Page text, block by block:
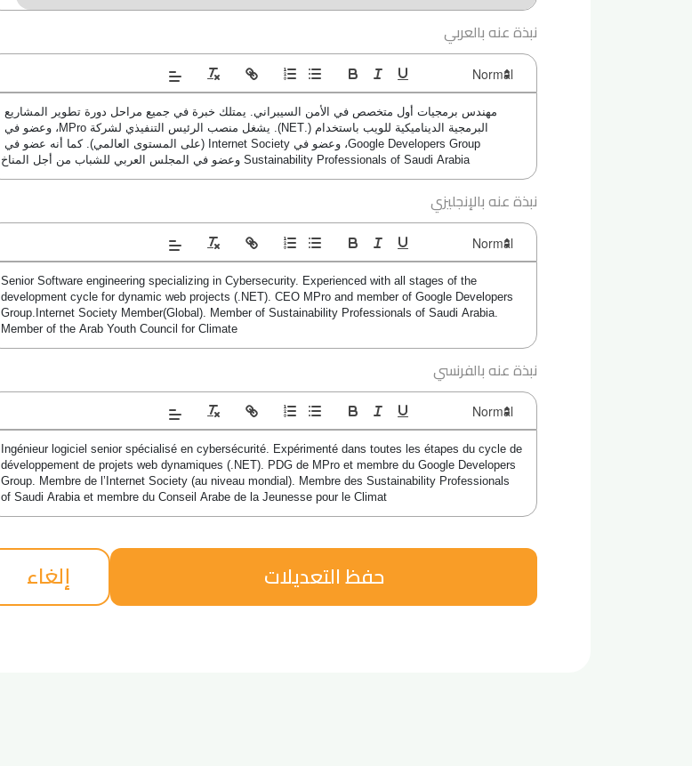
نبذة عنه بالعربي
Sustainability Professionals of Saudi Arabia وعضو في المجلس العربي للشباب من أجل المناخ
نبذة عنه بالإنجليزي
Senior Software engineering specializing in Cybersecurity. Experienced with all stages of the
development cycle for dynamic web projects (.NET). CEO MPro and member of Google Developers
Group.Internet Society Member(Global). Member of Sustainability Professionals of Saudi Arabia.
Member of the Arab Youth Council for Climate
نبذة عنه بالفرنسي
Ingénieur logiciel senior spécialisé en cybersécurité. Expérimenté dans toutes les étapes du cycle de
développement de projets web dynamiques (.NET). PDG de MPro et membre du Google Developers
Group. Membre de l’Internet Society (au niveau mondial). Membre des Sustainability Professionals
of Saudi Arabia et membre du Conseil Arabe de la Jeunesse pour le Climat
حفظ التعديلات إلغاء